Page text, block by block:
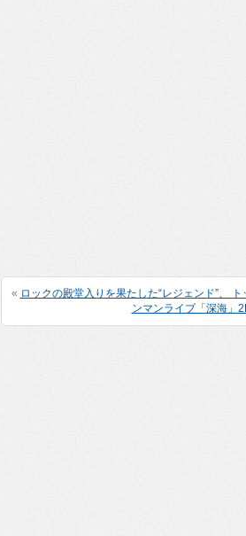
« ロックの殿堂入りを果たした“レジェンド”、
ンマンライブ「深海」